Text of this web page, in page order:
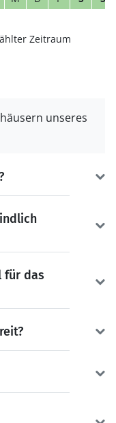
Zeitraum
unseres
für das